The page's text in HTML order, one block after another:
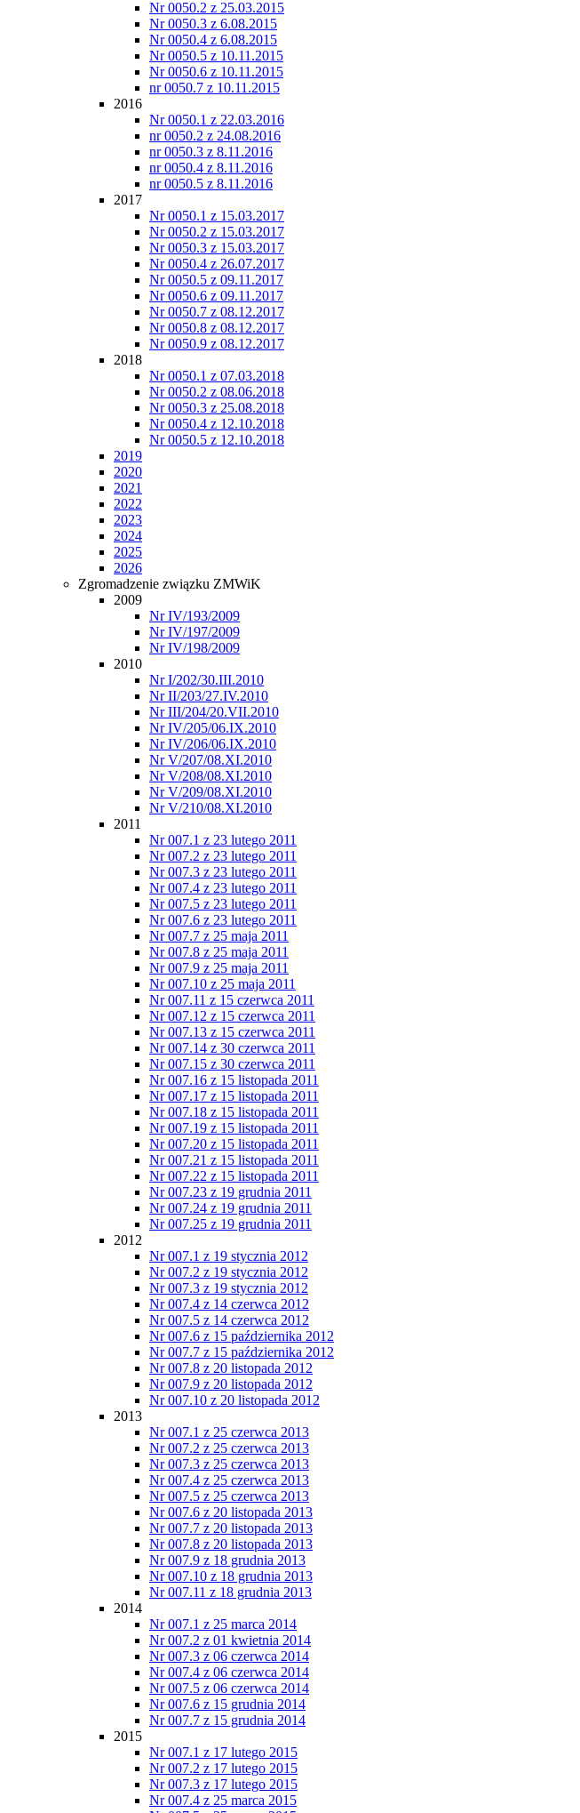
Nr 0050.2 z 25.03.2015
Nr 0050.3 z 6.08.2015
Nr 0050.4 z 6.08.2015
Nr 0050.5 z 10.11.2015
Nr 0050.6 z 10.11.2015
nr 0050.7 z 10.11.2015
2016
Nr 0050.1 z 22.03.2016
nr 0050.2 z 24.08.2016
nr 0050.3 z 8.11.2016
nr 0050.4 z 8.11.2016
nr 0050.5 z 8.11.2016
2017
Nr 0050.1 z 15.03.2017
Nr 0050.2 z 15.03.2017
Nr 0050.3 z 15.03.2017
Nr 0050.4 z 26.07.2017
Nr 0050.5 z 09.11.2017
Nr 0050.6 z 09.11.2017
Nr 0050.7 z 08.12.2017
Nr 0050.8 z 08.12.2017
Nr 0050.9 z 08.12.2017
2018
Nr 0050.1 z 07.03.2018
Nr 0050.2 z 08.06.2018
Nr 0050.3 z 25.08.2018
Nr 0050.4 z 12.10.2018
Nr 0050.5 z 12.10.2018
2019
2020
2021
2022
2023
2024
2025
2026
Zgromadzenie związku ZMWiK
2009
Nr IV/193/2009
Nr IV/197/2009
Nr IV/198/2009
2010
Nr I/202/30.III.2010
Nr II/203/27.IV.2010
Nr III/204/20.VII.2010
Nr IV/205/06.IX.2010
Nr IV/206/06.IX.2010
Nr V/207/08.XI.2010
Nr V/208/08.XI.2010
Nr V/209/08.XI.2010
Nr V/210/08.XI.2010
2011
Nr 007.1 z 23 lutego 2011
Nr 007.2 z 23 lutego 2011
Nr 007.3 z 23 lutego 2011
Nr 007.4 z 23 lutego 2011
Nr 007.5 z 23 lutego 2011
Nr 007.6 z 23 lutego 2011
Nr 007.7 z 25 maja 2011
Nr 007.8 z 25 maja 2011
Nr 007.9 z 25 maja 2011
Nr 007.10 z 25 maja 2011
Nr 007.11 z 15 czerwca 2011
Nr 007.12 z 15 czerwca 2011
Nr 007.13 z 15 czerwca 2011
Nr 007.14 z 30 czerwca 2011
Nr 007.15 z 30 czerwca 2011
Nr 007.16 z 15 listopada 2011
Nr 007.17 z 15 listopada 2011
Nr 007.18 z 15 listopada 2011
Nr 007.19 z 15 listopada 2011
Nr 007.20 z 15 listopada 2011
Nr 007.21 z 15 listopada 2011
Nr 007.22 z 15 listopada 2011
Nr 007.23 z 19 grudnia 2011
Nr 007.24 z 19 grudnia 2011
Nr 007.25 z 19 grudnia 2011
2012
Nr 007.1 z 19 stycznia 2012
Nr 007.2 z 19 stycznia 2012
Nr 007.3 z 19 stycznia 2012
Nr 007.4 z 14 czerwca 2012
Nr 007.5 z 14 czerwca 2012
Nr 007.6 z 15 października 2012
Nr 007.7 z 15 października 2012
Nr 007.8 z 20 listopada 2012
Nr 007.9 z 20 listopada 2012
Nr 007.10 z 20 listopada 2012
2013
Nr 007.1 z 25 czerwca 2013
Nr 007.2 z 25 czerwca 2013
Nr 007.3 z 25 czerwca 2013
Nr 007.4 z 25 czerwca 2013
Nr 007.5 z 25 czerwca 2013
Nr 007.6 z 20 listopada 2013
Nr 007.7 z 20 listopada 2013
Nr 007.8 z 20 listopada 2013
Nr 007.9 z 18 grudnia 2013
Nr 007.10 z 18 grudnia 2013
Nr 007.11 z 18 grudnia 2013
2014
Nr 007.1 z 25 marca 2014
Nr 007.2 z 01 kwietnia 2014
Nr 007.3 z 06 czerwca 2014
Nr 007.4 z 06 czerwca 2014
Nr 007.5 z 06 czerwca 2014
Nr 007.6 z 15 grudnia 2014
Nr 007.7 z 15 grudnia 2014
2015
Nr 007.1 z 17 lutego 2015
Nr 007.2 z 17 lutego 2015
Nr 007.3 z 17 lutego 2015
Nr 007.4 z 25 marca 2015